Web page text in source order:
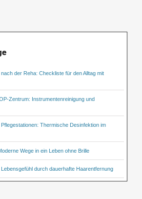
der Reha: Checkliste für den Alltag mit
Zentrum: Instrumentenreinigung und
Thermische Desinfektion im
Wege in ein Leben ohne Brille
Lebensgefühl durch dauerhafte Haarentfernung